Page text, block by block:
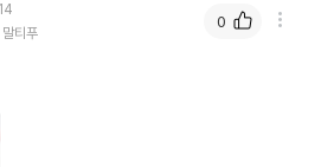
말티푸
0